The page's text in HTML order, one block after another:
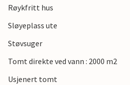
Røykfritt hus
Sløyeplass ute
Støvsuger
Tomt direkte ved vann : 2000 m2
Usjenert tomt